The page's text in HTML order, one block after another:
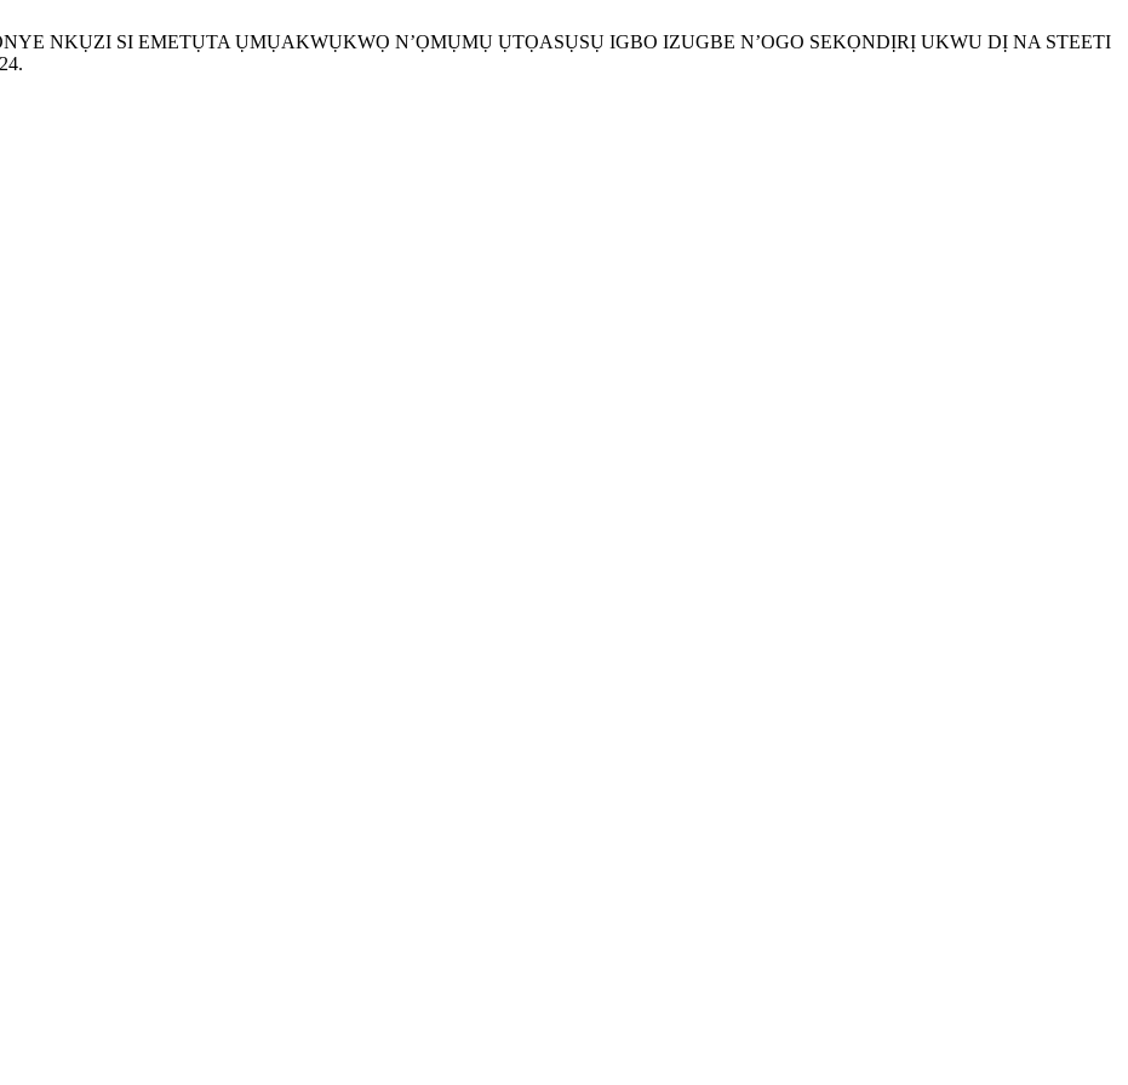
NKỤZI SI EMETỤTA ỤMỤAKWỤKWỌ N’ỌMỤMỤ ỤTỌASỤSỤ IGBO IZUGBE N’OGO SEKỌNDỊRỊ UKWU DỊ NA STEETI